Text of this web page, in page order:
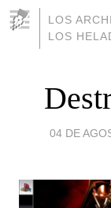
LOS
LOS
04 DE